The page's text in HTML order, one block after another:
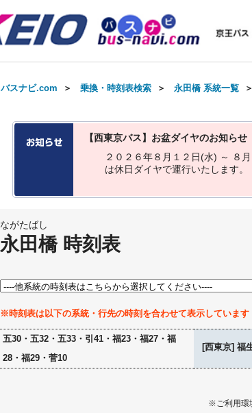
バスナビ.com ＞ 乗換・時刻表検索 ＞ 永田橋 系統一覧
【西東京バス】お盆ダイヤのお知らせ
２ ０ ２ ６年８ 月 １ ２ 日(水) ～ ８ 月
は休日 ダイヤで運行いた し ます。
ながたばし
永田橋 時刻表
※時刻表は以下の系統・行先の時刻を合わせて表示しています
五30・五32・五33・引41・福23・福27・福
28・福29・菅10
[西東京] 福
※ご利用環